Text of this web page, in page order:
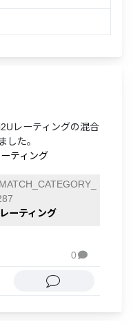
レーティングの混合
した。
ティング
ーティング
0